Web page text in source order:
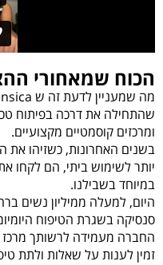
הכוח שמאחורי
שהתחילה את דרכה בפיתוח
ומרכזים קוסמטיים מקצועיים.
בשנים האחרונות, כשזיהו את
יותר לשימוש ביתי, הם לקחו
במיוחד בשבילנו.
היום, למעלה ממיליון נשים
סנסיקה בשגרת הטיפוח
החברה מעמידה לרשותך מרכז
זמין לענות על שאלות ולתת